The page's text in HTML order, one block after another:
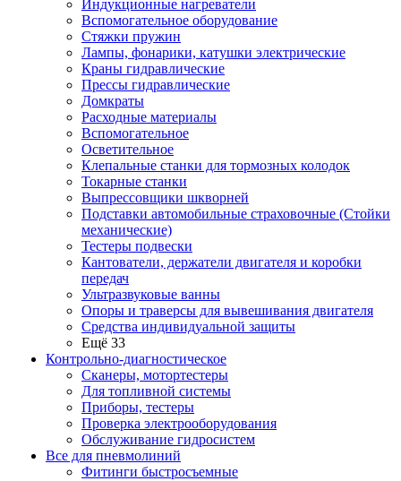
Индукционные нагреватели
Вспомогательное оборудование
Стяжки пружин
Лампы, фонарики, катушки электрические
Краны гидравлические
Прессы гидравлические
Домкраты
Расходные материалы
Вспомогательное
Осветительное
Клепальные станки для тормозных колодок
Токарные станки
Выпрессовщики шкворней
Подставки автомобильные страховочные (Стойки
механические)
Тестеры подвески
Кантователи, держатели двигателя и коробки
передач
Ультразвуковые ванны
Опоры и траверсы для вывешивания двигателя
Средства индивидуальной защиты
Ещё 33
Контрольно-диагностическое
Сканеры, мотортестеры
Для топливной системы
Приборы, тестеры
Проверка электрооборудования
Обслуживание гидросистем
Все для пневмолиний
Фитинги быстросъемные